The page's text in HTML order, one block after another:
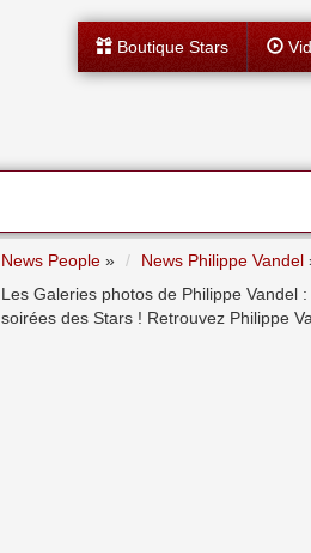
Boutique Stars
News People » News Philippe Vandel
Les Galeries photos de Philippe Vandel
soirées des Stars ! Retrouvez Philippe